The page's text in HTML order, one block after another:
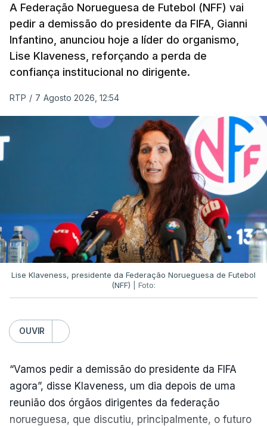
A Federação Norueguesa de Futebol (NFF) vai
pedir a demissão do presidente da FIFA, Gianni
Infantino, anunciou hoje a líder do organismo,
Lise Klaveness, reforçando a perda de
confiança institucional no dirigente.
RTP / 7 Agosto 2026, 12:54
Lise Klaveness, presidente da Federação Norueguesa de Futebol
(NFF)
| Foto:
OUVIR
“Vamos pedir a demissão do presidente da FIFA
agora”, disse Klaveness, um dia depois de uma
reunião dos órgãos dirigentes da federação
norueguesa, que discutiu, principalmente, o futuro